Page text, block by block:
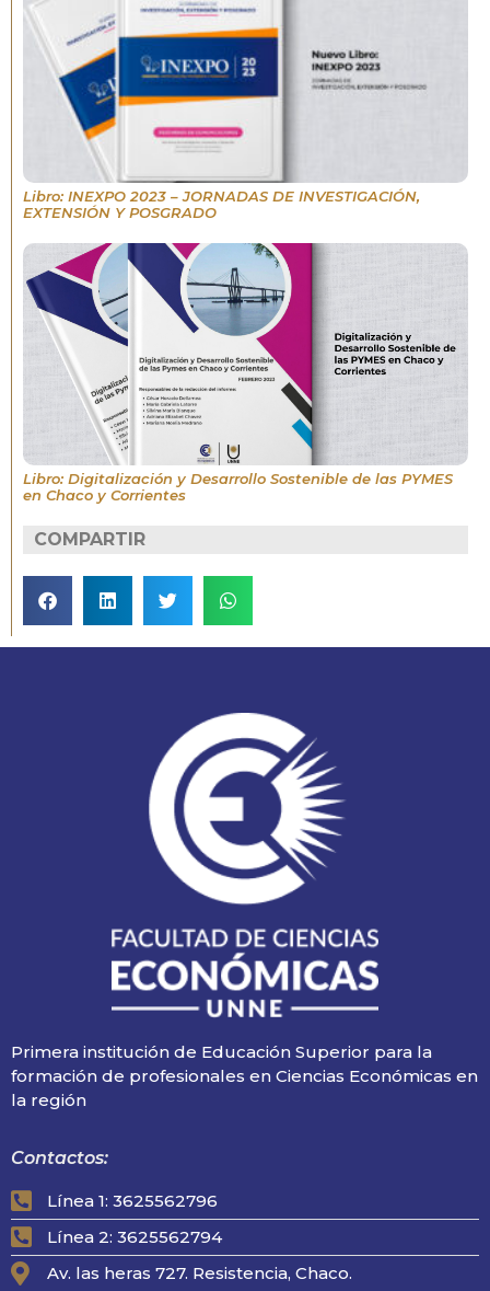
Libro: INEXPO 2023 – JORNADAS DE INVESTIGACIÓN,
EXTENSIÓN Y POSGRADO
Libro: Digitalización y Desarrollo Sostenible de las PYMES
en Chaco y Corrientes
COMPARTIR
Primera institución de Educación Superior para la
formación de profesionales en Ciencias Económicas en
la región
Contactos:
Línea 1: 3625562796
Línea 2: 3625562794
Av. las heras 727. Resistencia, Chaco.